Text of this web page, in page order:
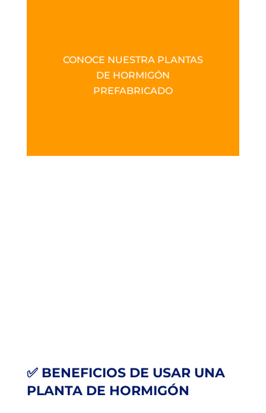
CONOCE NUESTRA PLANTAS
DE HORMIGÓN
PREFABRICADO
✅ BENEFICIOS DE USAR UNA
PLANTA DE HORMIGÓN